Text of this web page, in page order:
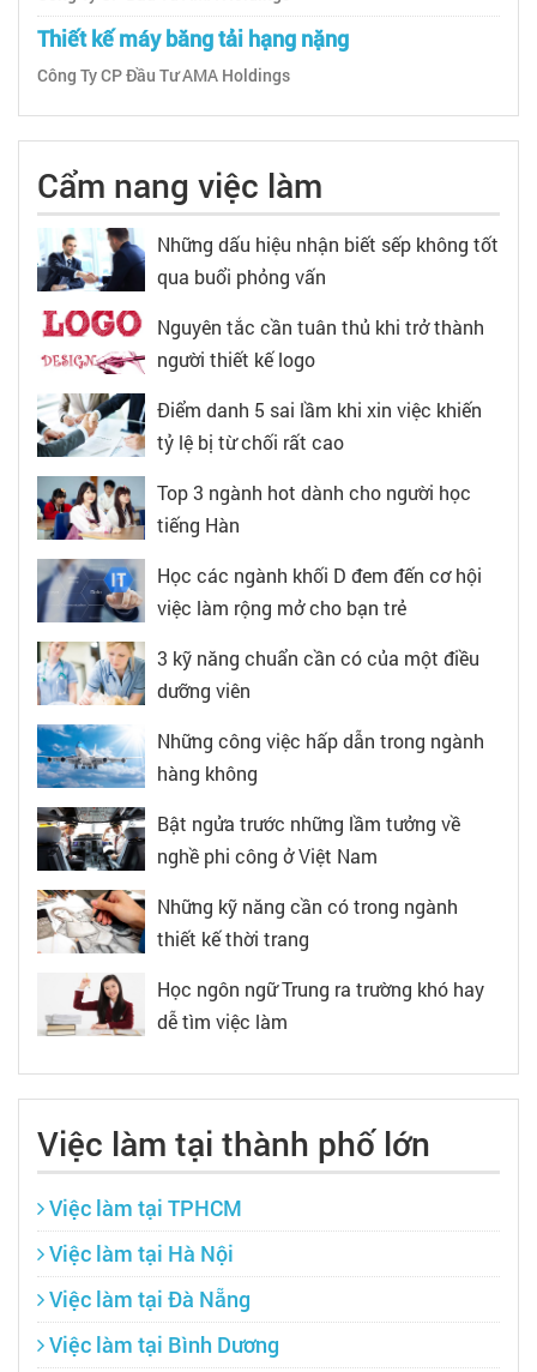
Thiết kế máy băng tải hạng nặng
Công Ty CP Đầu Tư AMA Holdings
Cẩm nang việc làm
Những dấu hiệu nhận biết sếp không tốt
qua buổi phỏng vấn
Nguyên tắc cần tuân thủ khi trở thành
người thiết kế logo
Điểm danh 5 sai lầm khi xin việc khiến
tỷ lệ bị từ chối rất cao
Top 3 ngành hot dành cho người học
tiếng Hàn
Học các ngành khối D đem đến cơ hội
việc làm rộng mở cho bạn trẻ
3 kỹ năng chuẩn cần có của một điều
dưỡng viên
Những công việc hấp dẫn trong ngành
hàng không
Bật ngửa trước những lầm tưởng về
nghề phi công ở Việt Nam
Những kỹ năng cần có trong ngành
thiết kế thời trang
Học ngôn ngữ Trung ra trường khó hay
dễ tìm việc làm
Việc làm tại thành phố lớn
Việc làm tại TPHCM
Việc làm tại Hà Nội
Việc làm tại Đà Nẵng
Việc làm tại Bình Dương